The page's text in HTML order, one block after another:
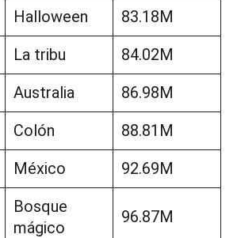
Halloween
83.18M
La tribu
84.02M
Australia
86.98M
Colón
88.81M
México 92.69M
Bosque
mágico
96.87M